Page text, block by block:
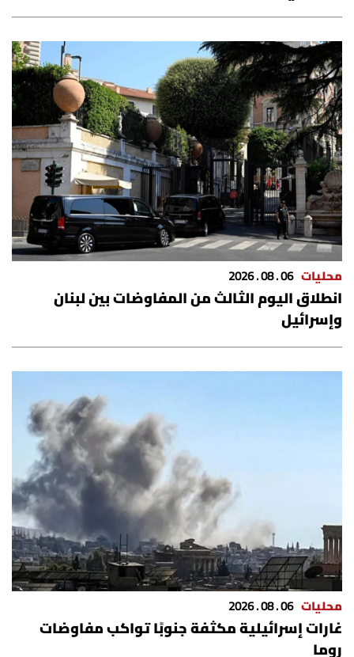
محليات 06 . 08 . 2026
انطلاق اليوم الثالث من المفاوضات بين لبنان
وإسرائيل
محليات 06 . 08 . 2026
غارات إسرائيلية مكثفة جنوبًا تواكب مفاوضات
روما